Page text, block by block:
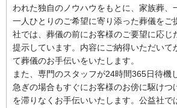
われた独自のノウハウをもとに、家族葬、
一人ひとりのご希望に寄り添った葬儀をご
社では、葬儀の前にお客様のご要望に応じ
提示しています。内容にご納得いただいて
て葬儀のお手伝いをいたします。
また、専門のスタッフが24時間365日待機
急ぎの場合もすぐにお客様のお傍に駆けつ
を滞りなくお手伝いいたします。公益社で